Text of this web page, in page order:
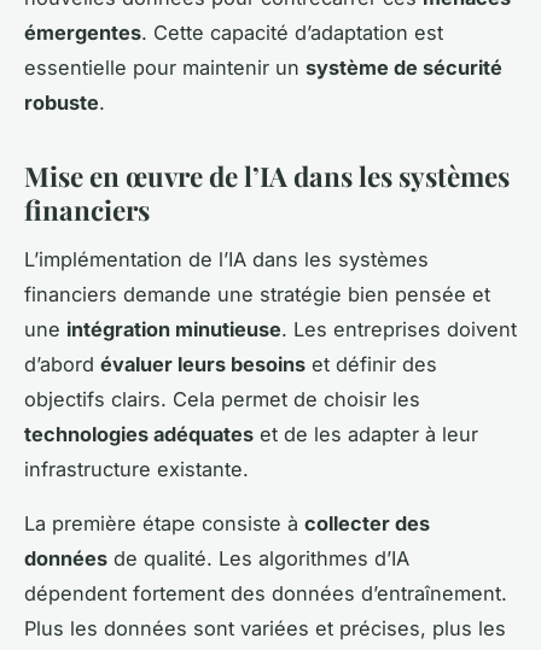
émergentes. Cette capacité d’adaptation est
essentielle pour maintenir un système de sécurité
robuste.
Mise en œuvre de l’IA dans les systèmes
financiers
L’implémentation de l’IA dans les systèmes
financiers demande une stratégie bien pensée et
une intégration minutieuse. Les entreprises doivent
d’abord évaluer leurs besoins et définir des
objectifs clairs. Cela permet de choisir les
technologies adéquates et de les adapter à leur
infrastructure existante.
La première étape consiste à collecter des
données de qualité. Les algorithmes d’IA
dépendent fortement des données d’entraînement.
Plus les données sont variées et précises, plus les